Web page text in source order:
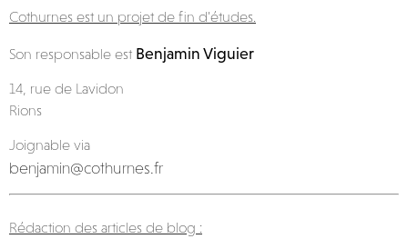
Cothurnes est un projet de fin d’études.
Son responsable est Benjamin Viguier
14, rue de Lavidon
Rions
Joignable via
benjamin@cothurnes.fr
Rédaction des articles de blog :